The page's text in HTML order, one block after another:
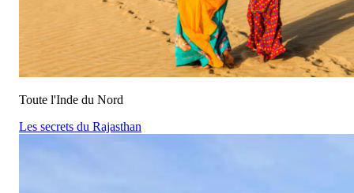
Toute l'Inde du Nord
Les secrets du Rajasthan